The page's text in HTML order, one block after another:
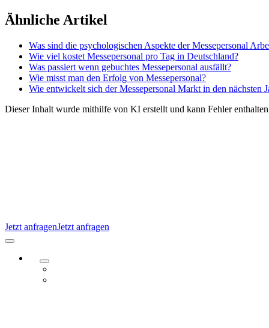
Zum
Inhalt
Jetzt anfragenJetzt anfragen
Navigation
Ähnliche Artikel
Was sind die psychologischen Aspekte der Messepersonal
Wie viel kostet Messepersonal pro Tag in Deutschland?
Was passiert wenn gebuchtes Messepersonal ausfällt?
Wie misst man den Erfolg von Messepersonal?
Wie entwickelt sich der Messepersonal Markt in den nächsten
Dieser Inhalt wurde mithilfe von KI erstellt und kann Fehler